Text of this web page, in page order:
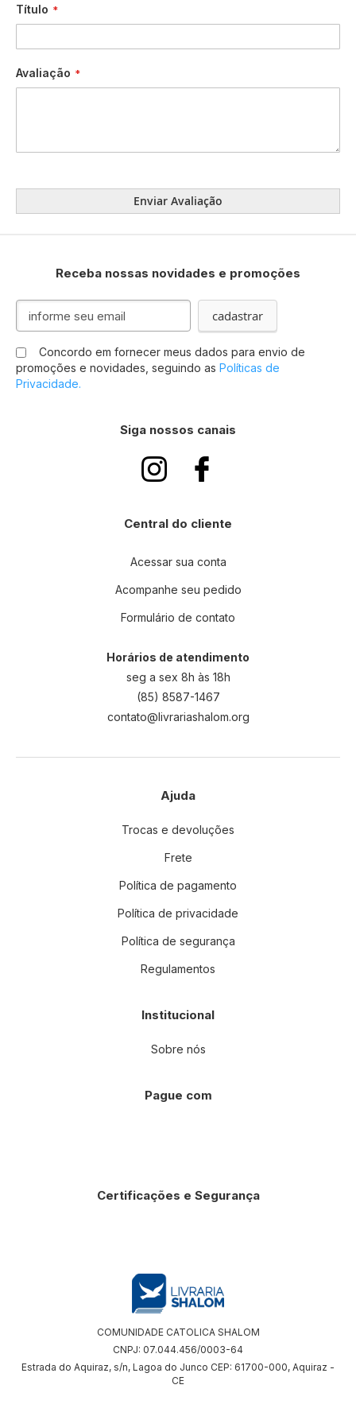
Título
Avaliação
Enviar Avaliação
Receba nossas novidades e promoções
Inscreva-
nossa
Newsletter:
cadastrar
Concordo em fornecer meus dados para envio de
promoções e novidades, seguindo as Políticas de
Privacidade.
Siga nossos canais
Central do cliente
Acessar sua conta
Acompanhe seu pedido
Formulário de contato
Horários de atendimento
seg a sex 8h às 18h
(85) 8587-1467
contato@livrariashalom.org
Ajuda
Trocas e devoluções
Frete
Política de pagamento
Política de privacidade
Política de segurança
Regulamentos
Institucional
Sobre nós
Pague com
Certificações e Segurança
COMUNIDADE CATOLICA SHALOM
CNPJ: 07.044.456/0003-64
Estrada do Aquiraz, s/n, Lagoa do Junco CEP: 61700-000, Aquiraz -
CE